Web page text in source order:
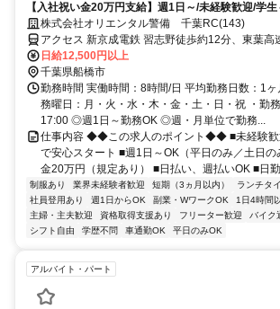
【入社祝い金20万円支給】週1日～/未経験歓迎/学
い・週払いOK/履歴書不要！
株式会社オリエンタル警備 千葉RC(143)
アクセス 新京成電鉄 習志野徒歩約12分、東葉高
徒歩約13分、東葉高速線 船橋日大前西口徒歩約
クルートセンター)千葉県千葉市中央区新町１７
５Ｆ
日給12,500円以上
千葉県船橋市
勤務時間 実働時間：8時間/日 平均勤務日数：1
務曜日：月・火・水・木・金・土・日・祝 ・勤
17:00 ◎週1日～勤務OK ◎週・月単位で勤務...
仕事内容 ◆◆この求人のポイント◆◆ ■未経験歓
で安心スタート ■週1日～OK（平日のみ／土日
金20万円（規定あり） ■日払い、週払いOK ■日
制服あり 業界未経験者歓迎 短期（3ヵ月以内） ランチタ
社員登用あり
週1日からOK 副業・WワークOK 1日4時間
主婦・主夫歓迎
資格取得支援あり フリーター歓迎 バイク
シフト自由
学歴不問 車通勤OK 平日のみOK
アルバイト・パート